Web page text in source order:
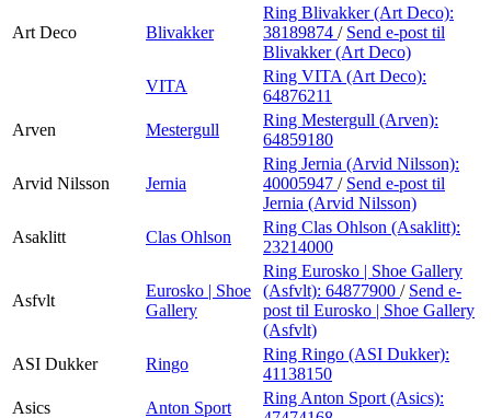
Art Deco Blivakker
Ring Blivakker (Art Deco):
38189874 / Send e-post til
Blivakker (Art Deco)
VITA
Ring VITA (Art Deco):
64876211
Arven
Mestergull
Ring Mestergull (Arven):
64859180
Arvid Nilsson Jernia
Ring Jernia (Arvid Nilsson):
40005947 / Send e-post til
Jernia (Arvid Nilsson)
Asaklitt
Clas Ohlson
Ring Clas Ohlson (Asaklitt):
23214000
Asfvlt
Eurosko | Shoe
Gallery
Ring Eurosko | Shoe Gallery
(Asfvlt): 64877900 / Send e-
post til Eurosko | Shoe Gallery
(Asfvlt)
ASI Dukker
Ringo
Ring Ringo (ASI Dukker):
41138150
Asics
Anton Sport
Ring Anton Sport (Asics):